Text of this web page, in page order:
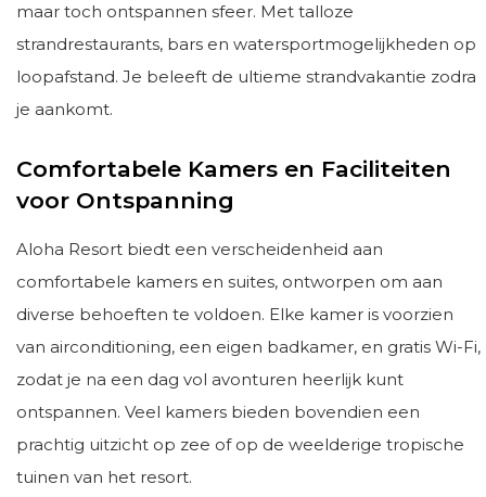
maar toch ontspannen sfeer. Met talloze
strandrestaurants, bars en watersportmogelijkheden op
loopafstand. Je beleeft de ultieme strandvakantie zodra
je aankomt.
Comfortabele Kamers en Faciliteiten
voor Ontspanning
Aloha Resort biedt een verscheidenheid aan
comfortabele kamers en suites, ontworpen om aan
diverse behoeften te voldoen. Elke kamer is voorzien
van airconditioning, een eigen badkamer, en gratis Wi-Fi,
zodat je na een dag vol avonturen heerlijk kunt
ontspannen. Veel kamers bieden bovendien een
prachtig uitzicht op zee of op de weelderige tropische
tuinen van het resort.